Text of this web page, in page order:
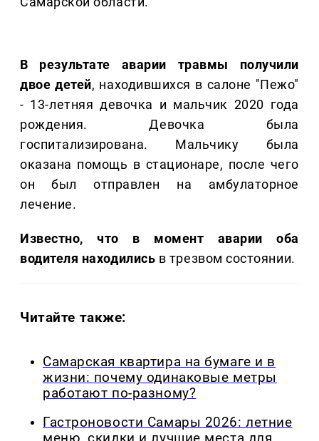
В результате аварии травмы получили
двое детей, находившихся в салоне "Пежо"
- 13-летняя девочка и мальчик 2020 года
рождения. Девочка была
госпитализирована. Мальчику была
оказана помощь в стационаре, после чего
он был отправлен на амбулаторное
лечение.
Известно, что в момент аварии оба
водителя находились в трезвом состоянии.
Читайте также:
Самарская квартира на бумаге и в
жизни: почему одинаковые метры
работают по-разному?
Гастроновости Самары 2026: летние